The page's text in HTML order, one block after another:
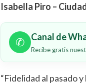
Isabella Piro –
✆ Canal de
Recibe gratis
“Fidelidad al pasado